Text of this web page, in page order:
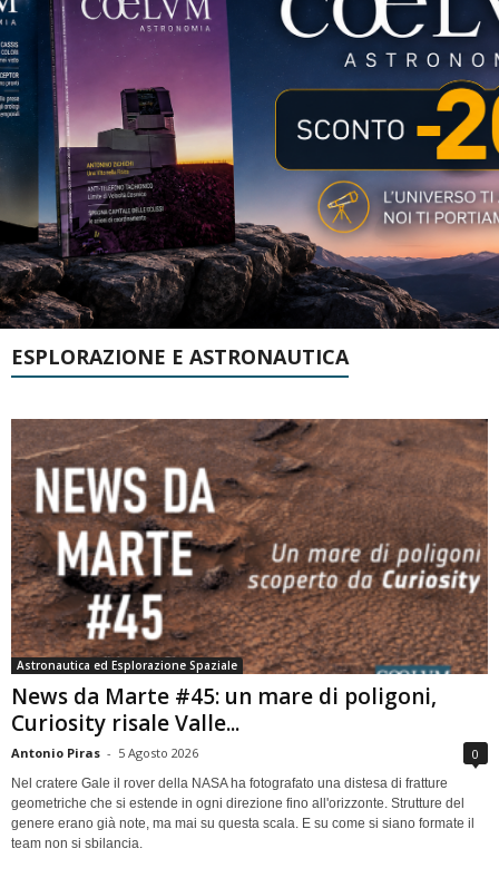
ESPLORAZIONE E ASTRONAUTICA
Astronautica ed Esplorazione Spaziale
News da Marte #45: un mare di poligoni,
Curiosity risale Valle...
Antonio Piras - 5 Agosto 2026 0
Nel cratere Gale il rover della NASA ha fotografato una distesa di fratture
geometriche che si estende in ogni direzione fino all'orizzonte. Strutture del
genere erano già note, ma mai su questa scala. E su come si siano formate il
team non si sbilancia.